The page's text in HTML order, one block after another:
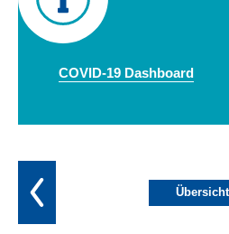
COVID-19 Dashboard
Übersicht